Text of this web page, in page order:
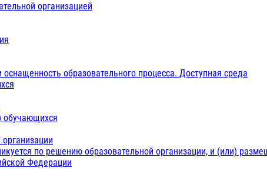
организацией
образовательного процесса. Доступная среда
обучающихся
по решению образовательной организации, и (или)
Федерации